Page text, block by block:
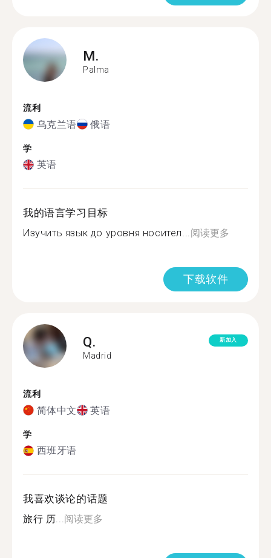
M.
Palma
流利
乌克兰语 俄语
学
英语
我的语言学习目标
Изучить язык до уровня носител...阅读更多
下载软件
Q.
Madrid
新加入
流利
简体中文 英语
学
西班牙语
我喜欢谈论的话题
旅行 历...阅读更多